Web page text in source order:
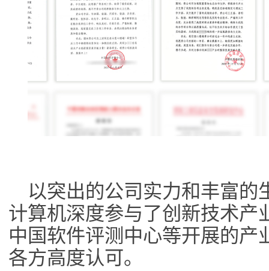
以突出的公司实力和丰富的
计算机深度参与了创新技术产
中国软件评测中心等开展的产
各方高度认可。